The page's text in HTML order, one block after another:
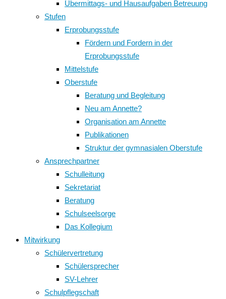
Übermittags- und Hausaufgaben Betreuung
Stufen
Erprobungsstufe
Fördern und Fordern in der
Erprobungsstufe
Mittelstufe
Oberstufe
Beratung und Begleitung
Neu am Annette?
Organisation am Annette
Publikationen
Struktur der gymnasialen Oberstufe
Ansprechpartner
Schulleitung
Sekretariat
Beratung
Schulseelsorge
Das Kollegium
Mitwirkung
Schülervertretung
Schülersprecher
SV-Lehrer
Schulpflegschaft